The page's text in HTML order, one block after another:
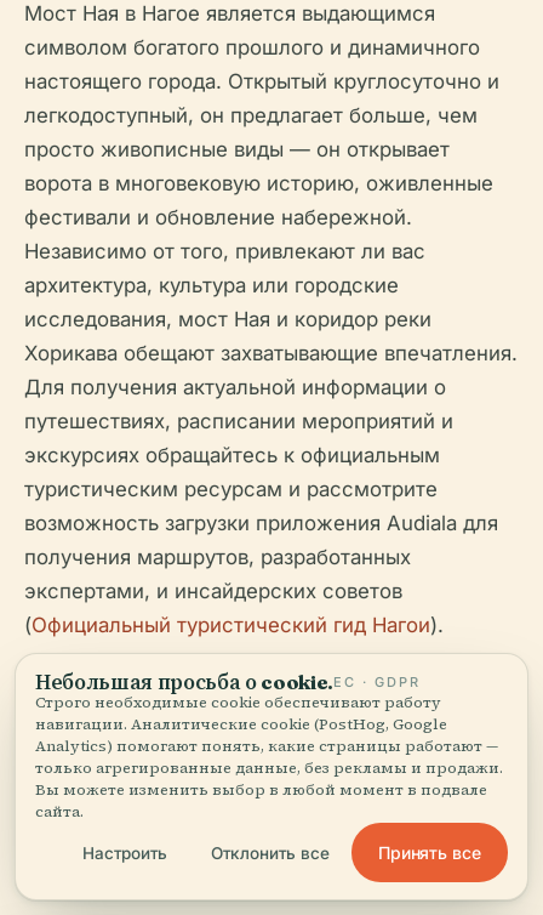
Мост Ная в Нагое является выдающимся
символом богатого прошлого и динамичного
настоящего города. Открытый круглосуточно и
легкодоступный, он предлагает больше, чем
просто живописные виды — он открывает
ворота в многовековую историю, оживленные
фестивали и обновление набережной.
Независимо от того, привлекают ли вас
архитектура, культура или городские
исследования, мост Ная и коридор реки
Хорикава обещают захватывающие впечатления.
Для получения актуальной информации о
путешествиях, расписании мероприятий и
экскурсиях обращайтесь к официальным
туристическим ресурсам и рассмотрите
возможность загрузки приложения Audiala для
получения маршрутов, разработанных
экспертами, и инсайдерских советов
(Официальный туристический гид Нагои).
Послушайте полную историю в приложении
Небольшая просьба о cookie.ЕС · GDPR
Строго необходимые cookie обеспечивают работу
навигации. Аналитические cookie (PostHog, Google
Analytics) помогают понять, какие страницы работают —
только агрегированные данные, без рекламы и продажи.
Вы можете изменить выбор в любой момент в подвале
сайта.
Настроить Отклонить все Принять все